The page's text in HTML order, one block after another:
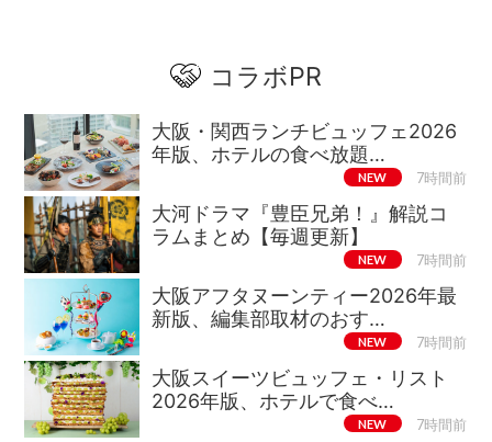
コラボPR
大阪・関西ランチビュッフェ2026
年版、ホテルの食べ放題…
NEW 7時間前
大河ドラマ『豊臣兄弟！』解説コ
ラムまとめ【毎週更新】
NEW 7時間前
大阪アフタヌーンティー2026年最
新版、編集部取材のおす…
NEW 7時間前
大阪スイーツビュッフェ・リスト
2026年版、ホテルで食べ…
NEW 7時間前